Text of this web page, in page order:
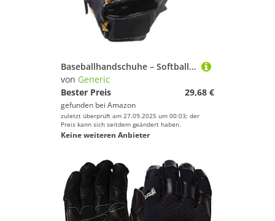
Baseballhandschuhe – Softball-Schutzhandschuh, Leder-Softball-Handschuhe für Jugendliche und Erwachsene, Ballsport-Übungshandschuhe
von Generic
Bester Preis
29,68 €
gefunden bei Amazon
zuletzt überprüft am 27.09.2025 um 00:03; der
Preis kann sich seitdem geändert haben.
Keine weiteren Anbieter